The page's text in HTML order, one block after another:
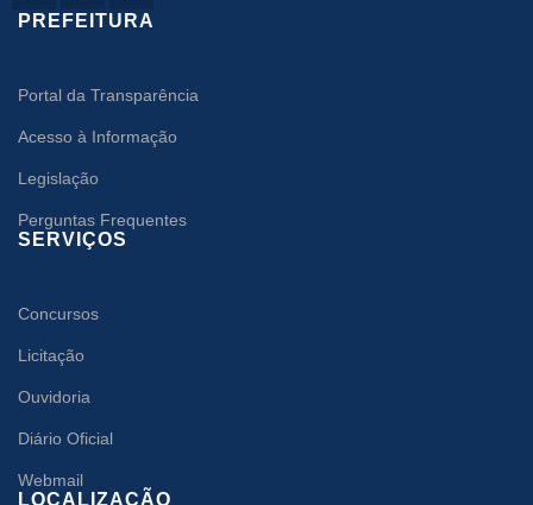
PREFEITURA
Portal da Transparência
Acesso à Informação
Legislação
Perguntas Frequentes
SERVIÇOS
Concursos
Licitação
Ouvidoria
Diário Oficial
Webmail
LOCALIZAÇÃO